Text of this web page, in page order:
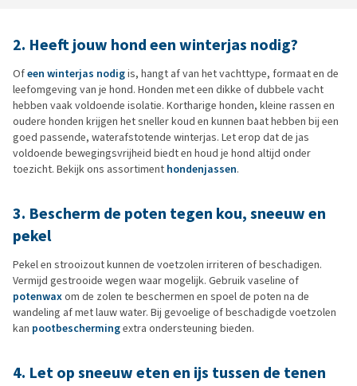
2. Heeft jouw hond een winterjas nodig?
Ofeen winterjas nodigis, hangt af van het vachttype, formaat en de
leefomgeving van je hond. Honden met een dikke of dubbele vacht
hebben vaak voldoende isolatie. Kortharige honden, kleine rassen en
oudere honden krijgen het sneller koud en kunnen baat hebben bij een
goed passende, waterafstotende winterjas. Let erop dat de jas
voldoende bewegingsvrijheid biedt en houd je hond altijd onder
toezicht. Bekijk ons assortiment hondenjassen.
3. Bescherm de poten tegen kou, sneeuw en
pekel
Pekel en strooizout kunnen de voetzolen irriteren of beschadigen.
Vermijd gestrooide wegen waar mogelijk. Gebruik vaseline of
potenwaxom de zolen te beschermen en spoel de poten na de
wandeling af met lauw water. Bij gevoelige of beschadigde voetzolen
kan pootbeschermingextra ondersteuning bieden.
4. Let op sneeuw eten en ijs tussen de tenen